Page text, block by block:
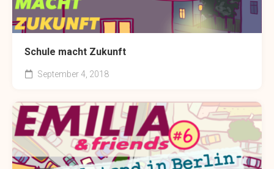
Schule macht Zukunft
September 4, 2018